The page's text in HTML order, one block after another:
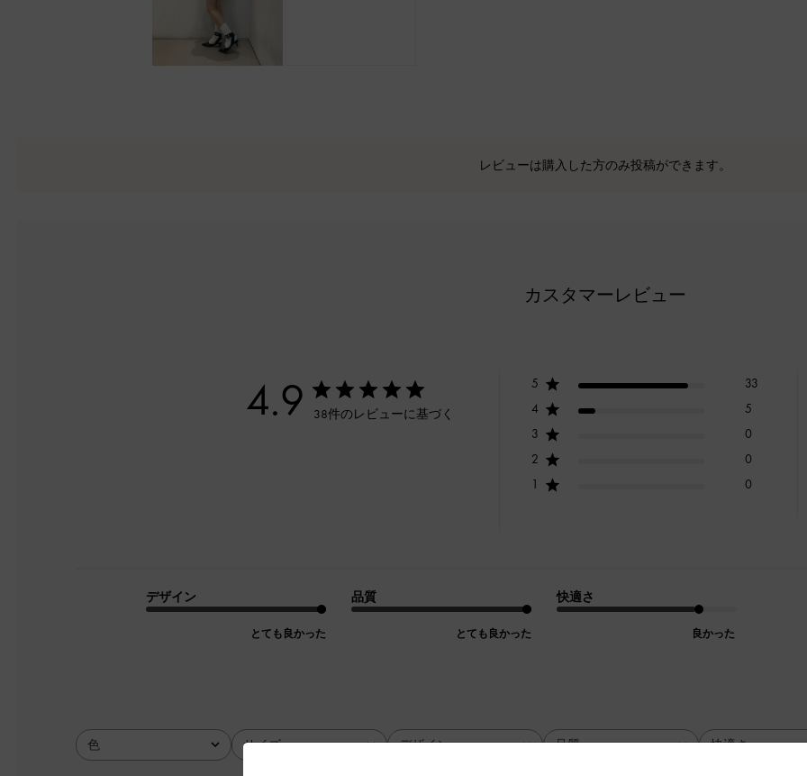
レビューは購入した方のみ投稿ができます。
カスタマーレビュー
4.9 38件のレビューに基づく
5
33
4
5
3
0
2
0
1
0
デザイン
とても良かった
品質
とても良かった
快適さ
良かった
色全て サイズ デザイン 品質 快適さ